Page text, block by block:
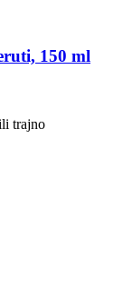
150 ml
trajno